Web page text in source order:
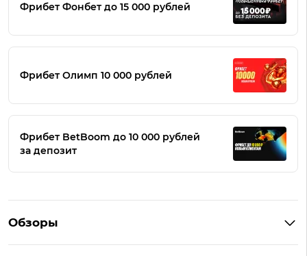
Фрибет Фонбет до 15 000 рублей
Фрибет Олимп 10 000 рублей
Фрибет BetBoom до 10 000 рублей
за депозит
Обзоры